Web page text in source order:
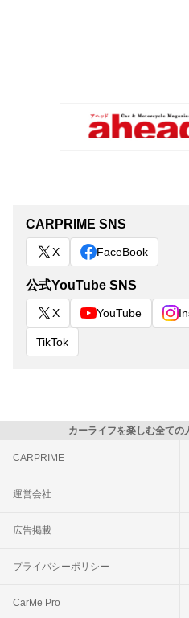
CARPRIME SNS
X FaceBook
公式YouTube SNS
X YouTube
TikTok
カーライフを楽しむ全ての
CARPRIME
運営会社
広告掲載
プライバシーポリシー
CarMe Pro